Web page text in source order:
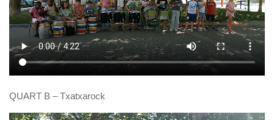
QUART B – Txatxarock